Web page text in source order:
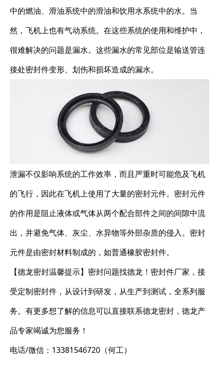
中的燃油、滑油系统中的滑油和饮用水系统中的水。当
然，飞机上也有气动系统。在这些系统的使用和维护中，
很难解决的问题是漏水。这些漏水的常见部位是输送管连
接处密封件变形、划伤和损坏造成的漏水。
泄漏不仅影响系统的工作效率，而且严重时可能危及飞机
的飞行，因此在飞机上使用了大量的密封元件。密封元件
的作用是阻止液体或气体从两个配合部件之间的间隙中流
出，并避免气体、灰尘、水异物等外部杂质的侵入。密封
元件是由密封材料制成的，如普通橡胶密封件。
【德龙密封温馨提示】密封问题找德龙！密封件厂家，接
受定制密封件，从设计到研发，从生产到测试，全系列服
务。有更多想了解的信息可以直接联系德龙密封，德龙产
品专家竭诚为您服务！
电话/微信：13381546720（何工）